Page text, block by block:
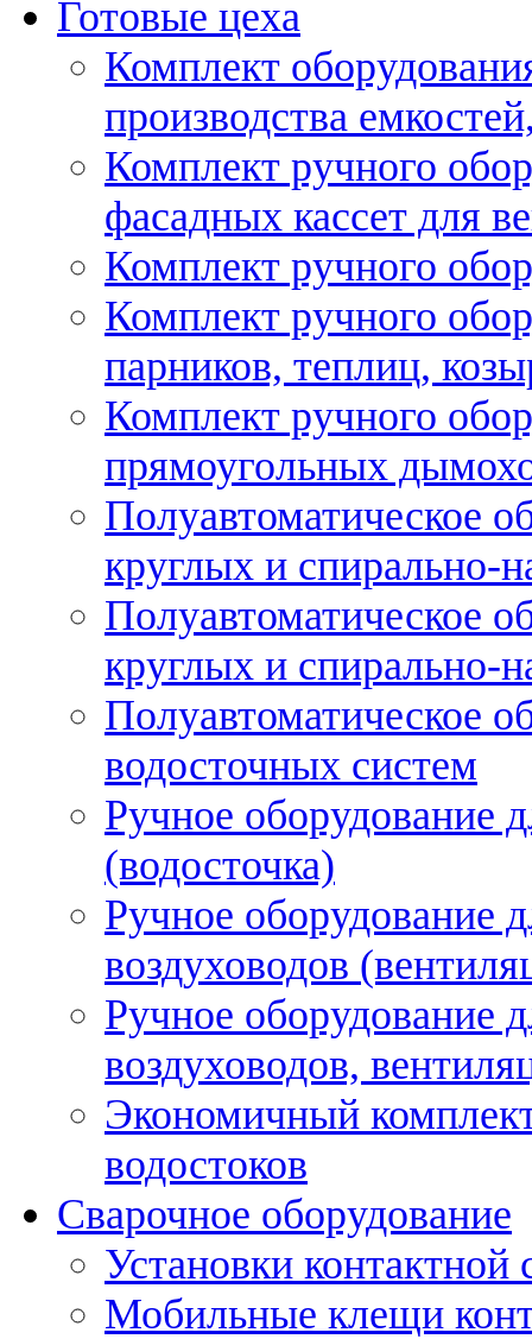
Готовые цеха
Комплект
производства
Комплект ручного
фасадных кассет для
Комплект ручного
Комплект ручного
парников, теплиц,
Комплект ручного
прямоугольных
Полуавтоматическое
круглых и спирально-
Полуавтоматическое
круглых и спирально-
Полуавтоматическое
водосточных систем
Ручное оборудование
(водосточка)
Ручное оборудование
воздуховодов
Ручное оборудование
воздуховодов,
Экономичный
водостоков
Сварочное оборудование
Установки
Мобильные клещи